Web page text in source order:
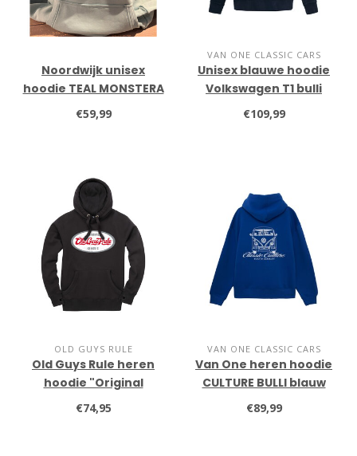
Noordwijk unisex
hoodie TEAL MONSTERA
€59,99
VAN ONE CLASSIC CARS
Unisex blauwe hoodie
Volkswagen T1 bulli
€109,99
OLD GUYS RULE
Old Guys Rule heren
hoodie "Original
Classic" black
€74,95
VAN ONE CLASSIC CARS
Van One heren hoodie
CULTURE BULLI blauw
€89,99